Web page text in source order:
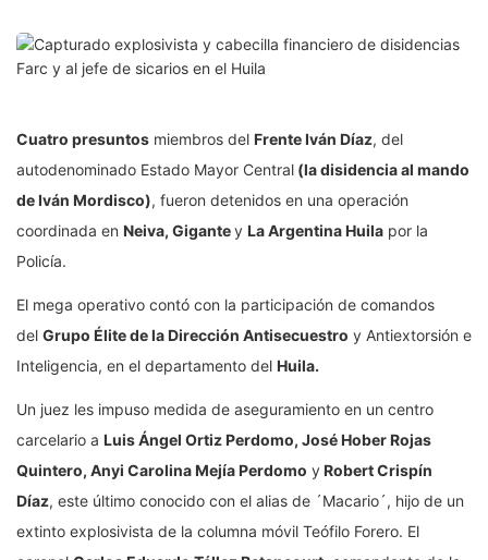
Cuatro presuntos miembros del Frente Iván Díaz, del
autodenominado Estado Mayor Central (la disidencia al mando
de Iván Mordisco), fueron detenidos en una operación
coordinada en Neiva, Gigantey La Argentina Huila por la
Policía.
El mega operativo contó con la participación de comandos
del Grupo Élite de la Dirección Antisecuestro y Antiextorsión e
Inteligencia, en el departamento del Huila.
Un juez les impuso medida de aseguramiento en un centro
carcelario a Luis Ángel Ortiz Perdomo, José Hober Rojas
Quintero, Anyi Carolina Mejía Perdomo yRobert Crispín
Díaz, este último conocido con el alias de ´Macario´, hijo de un
extinto explosivista de la columna móvil Teófilo Forero. El